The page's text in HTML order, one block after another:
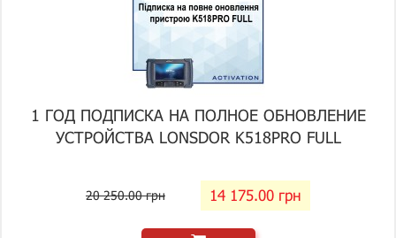
1 ГОД ПОДПИСКА НА ПОЛНОЕ ОБНОВЛЕНИЕ
УСТРОЙСТВА LONSDOR K518PRO FULL
20 250.00 грн 14 175.00 грн